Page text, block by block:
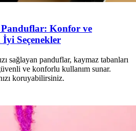
Panduflar: Konfor ve
Seçenekler
sağlayan panduflar, kaymaz tabanları
ve konforlu kullanım sunar.
koruyabilirsiniz.